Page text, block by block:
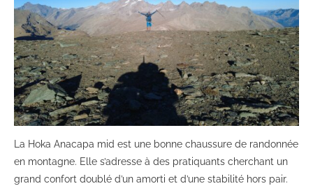
La Hoka Anacapa mid est une bonne chaussure de randonnée
en montagne. Elle s’adresse à des pratiquants cherchant un
grand confort doublé d’un amorti et d’une stabilité hors pair.